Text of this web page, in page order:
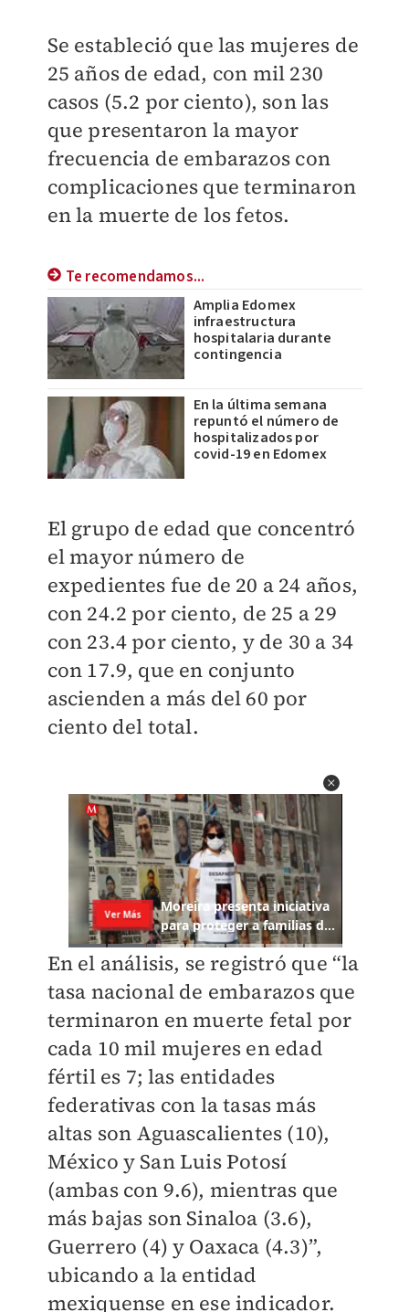
Se estableció que las mujeres de
25 años de edad, con mil 230
casos (5.2 por ciento), son las
que presentaron la mayor
frecuencia de embarazos con
complicaciones que terminaron
en la muerte de los fetos.
Te recomendamos...
Amplia Edomex
infraestructura
hospitalaria durante
contingencia
En la última semana
repuntó el número de
hospitalizados por
covid-19 en Edomex
El grupo de edad que concentró
el mayor número de
expedientes fue de 20 a 24 años,
con 24.2 por ciento, de 25 a 29
con 23.4 por ciento, y de 30 a 34
con 17.9, que en conjunto
ascienden a más del 60 por
ciento del total.
En el análisis, se registró que “la
tasa nacional de embarazos que
terminaron en muerte fetal por
cada 10 mil mujeres en edad
fértil es 7; las entidades
federativas con la tasas más
altas son Aguascalientes (10),
México y San Luis Potosí
(ambas con 9.6), mientras que
más bajas son Sinaloa (3.6),
Guerrero (4) y Oaxaca (4.3)”,
ubicando a la entidad
mexiquense en ese indicador.